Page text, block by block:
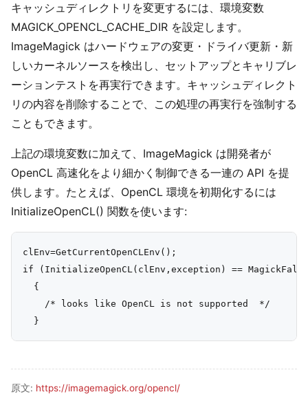
キャッシュディレクトリを変更するには、環境変数
MAGICK_OPENCL_CACHE_DIR を設定します。
ImageMagick はハードウェアの変更・ドライバ更新・新
しいカーネルソースを検出し、セットアップとキャリブレ
ーションテストを再実行できます。キャッシュディレクト
リの内容を削除することで、この処理の再実行を強制する
こともできます。
上記の環境変数に加えて、ImageMagick は開発者が
OpenCL 高速化をより細かく制御できる一連の API を提
供します。たとえば、OpenCL 環境を初期化するには
InitializeOpenCL() 関数を使います:
clEnv=GetCurrentOpenCLEnv();
if (InitializeOpenCL(clEnv,exception) ==
  {
    /* looks like OpenCL is not supported  */
原文: https://imagemagick.org/opencl/